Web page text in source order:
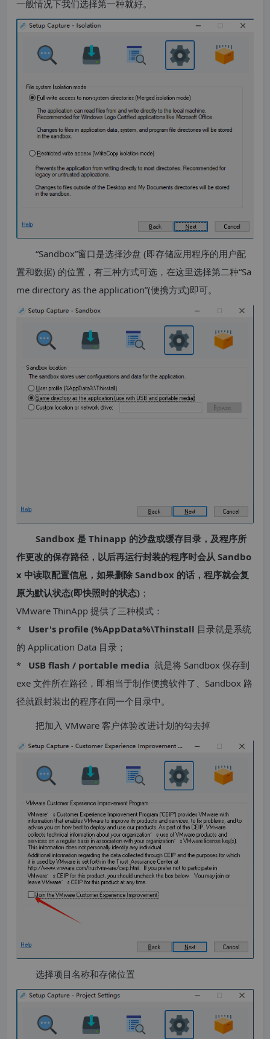
一般情况下我们选择第一种就好。
“Sandbox”窗口是选择沙盘 (即存储应用程序的用户配
置和数据) 的位置，有三种方式可选，在这里选择第二种“Sa
me directory as the application”(便携方式)即可。
Sandbox 是 Thinapp 的沙盘或缓存目录，及程序所
作更改的保存路径，以后再运行封装的程序时会从 Sandbo
x 中读取配置信息，如果删除 Sandbox 的话，程序就会复
原为默认状态(即快照时的状态) ；
VMware ThinApp 提供了三种模式：
* User's profile (%AppData%\Thinstall 目录就是系统
的 Application Data 目录；
* USB flash / portable media 就是将 Sandbox 保存到
exe 文件所在路径，即相当于制作便携软件了、Sandbox 路
径就跟封装出的程序在同一个目录中。
把加入 VMware 客户体验改进计划的勾去掉
选择项目名称和存储位置